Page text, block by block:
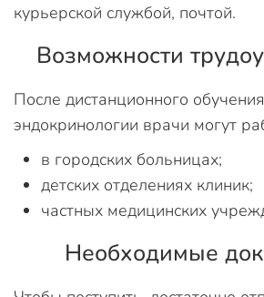
курьерской службой, почтой.
Возможности
После дистанционного
эндокринологии врачи могут
в городских больницах;
детских отделениях клиник;
частных медицинских
Необходимые